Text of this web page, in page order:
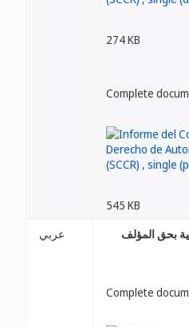
274 KB
Complete
545 KB
عربي
بحق المؤلف
Complete